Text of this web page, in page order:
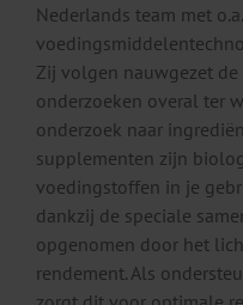
Nederlands team met
Zij volgen nauwgezet
onderzoeken overal ter
onderzoek naar
supplementen zijn
voedingstoffen in je
dankzij de speciale
opgenomen door het
rendement. Als